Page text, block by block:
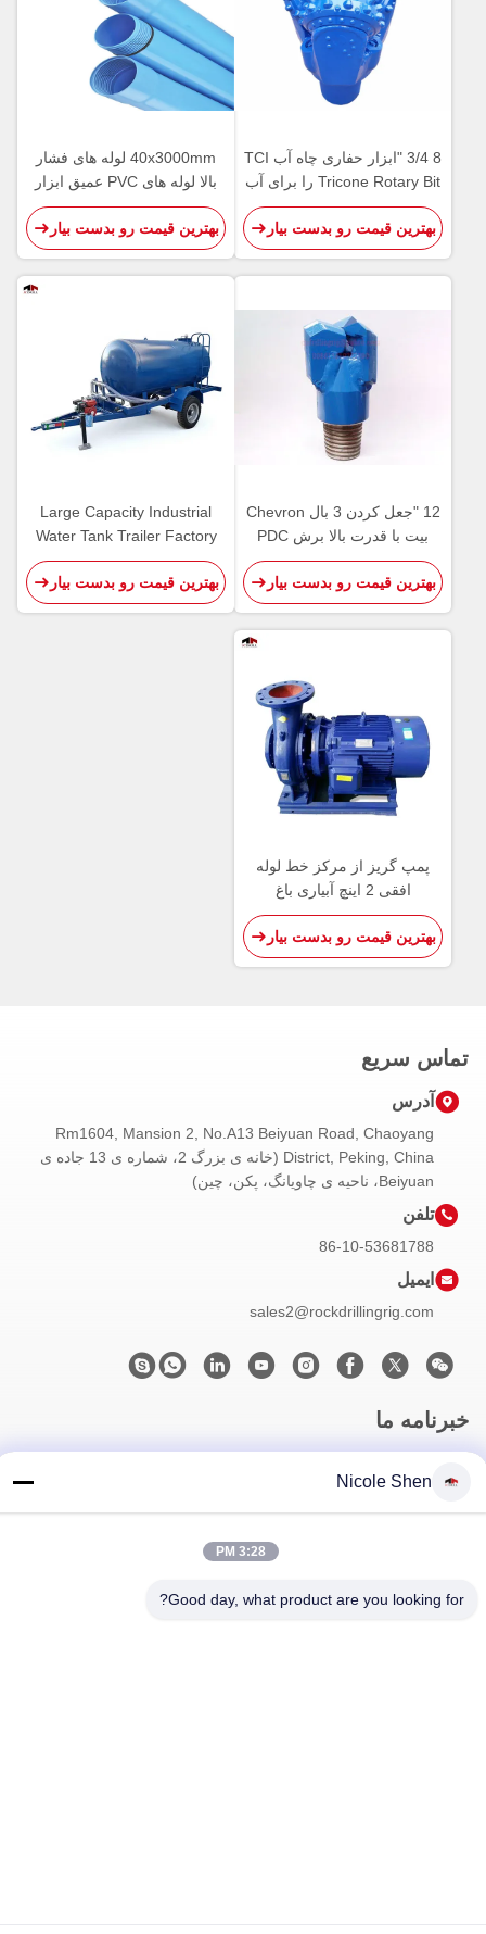
8 3/4 "ابزار حفاری چاه آب TCI
Tricone Rotary Bit را برای آب
زیرزمینی قرار دهید
بهترین قیمت رو بدست بیار
40x3000mm لوله های فشار
بالا لوله های PVC عمیق ابزار
حفاری
بهترین قیمت رو بدست بیار
12 "جعل کردن 3 بال Chevron
بیت با قدرت بالا برش PDC
برش
بهترین قیمت رو بدست بیار
Large Capacity Industrial
Water Tank Trailer Factory
Direct Sale Custom Made
بهترین قیمت رو بدست بیار
پمپ گریز از مرکز خط لوله
افقی 2 اینچ آبیاری باغ
بهترین قیمت رو بدست بیار
تماس سریع
آدرس
Rm1604, Mansion 2, No.A13 Beiyuan Road, Chaoyang
District, Peking, China (خانه ی بزرگ 2، شماره ی 13 جاده ی
Beiyuan، ناحیه ی چاویانگ، پکن، چین)
تلفن
86-10-53681788
ایمیل
sales2@rockdrillingrig.com
خبرنامه ما
Nicole Shen
3:28 PM
Good day, what product are you looking for?